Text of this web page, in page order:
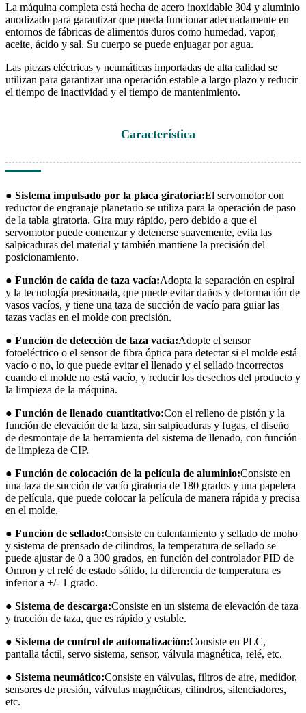
La máquina completa está hecha de acero inoxidable 304 y aluminio
anodizado para garantizar que pueda funcionar adecuadamente en
entornos de fábricas de alimentos duros como humedad, vapor,
aceite, ácido y sal. Su cuerpo se puede enjuagar por agua.
Las piezas eléctricas y neumáticas importadas de alta calidad se
utilizan para garantizar una operación estable a largo plazo y reducir
el tiempo de inactividad y el tiempo de mantenimiento.
Característica
● Sistema impulsado por la placa giratoria:El servomotor con
reductor de engranaje planetario se utiliza para la operación de paso
de la tabla giratoria. Gira muy rápido, pero debido a que el
servomotor puede comenzar y detenerse suavemente, evita las
salpicaduras del material y también mantiene la precisión del
posicionamiento.
● Función de caída de taza vacía:Adopta la separación en espiral
y la tecnología presionada, que puede evitar daños y deformación de
vasos vacíos, y tiene una taza de succión de vacío para guiar las
tazas vacías en el molde con precisión.
● Función de detección de taza vacía:Adopte el sensor
fotoeléctrico o el sensor de fibra óptica para detectar si el molde está
vacío o no, lo que puede evitar el llenado y el sellado incorrectos
cuando el molde no está vacío, y reducir los desechos del producto y
la limpieza de la máquina.
● Función de llenado cuantitativo:Con el relleno de pistón y la
función de elevación de la taza, sin salpicaduras y fugas, el diseño
de desmontaje de la herramienta del sistema de llenado, con función
de limpieza de CIP.
● Función de colocación de la película de aluminio:Consiste en
una taza de succión de vacío giratoria de 180 grados y una papelera
de película, que puede colocar la película de manera rápida y precisa
en el molde.
● Función de sellado:Consiste en calentamiento y sellado de moho
y sistema de prensado de cilindros, la temperatura de sellado se
puede ajustar de 0 a 300 grados, en función del controlador PID de
Omron y el relé de estado sólido, la diferencia de temperatura es
inferior a +/- 1 grado.
● Sistema de descarga:Consiste en un sistema de elevación de taza
y tracción de taza, que es rápido y estable.
● Sistema de control de automatización:Consiste en PLC,
pantalla táctil, servo sistema, sensor, válvula magnética, relé, etc.
● Sistema neumático:Consiste en válvulas, filtros de aire, medidor,
sensores de presión, válvulas magnéticas, cilindros, silenciadores,
etc.